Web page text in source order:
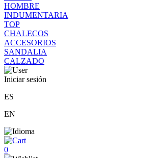
HOMBRE
INDUMENTARIA
TOP
CHALECOS
ACCESORIOS
SANDALIA
CALZADO
Iniciar sesión
ES
EN
0